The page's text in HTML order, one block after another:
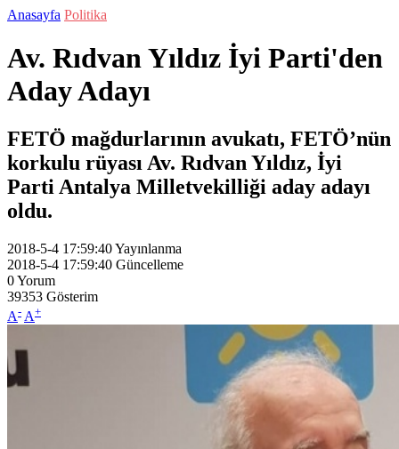
Anasayfa Politika
Av. Rıdvan Yıldız İyi Parti'den
Aday Adayı
FETÖ mağdurlarının avukatı, FETÖ’nün
korkulu rüyası Av. Rıdvan Yıldız, İyi
Parti Antalya Milletvekilliği aday adayı
oldu.
2018-5-4 17:59:40Yayınlanma
2018-5-4 17:59:40 Güncelleme
0Yorum
39353 Gösterim
A- A+